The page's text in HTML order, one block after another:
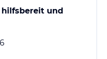
hilfsbereit und